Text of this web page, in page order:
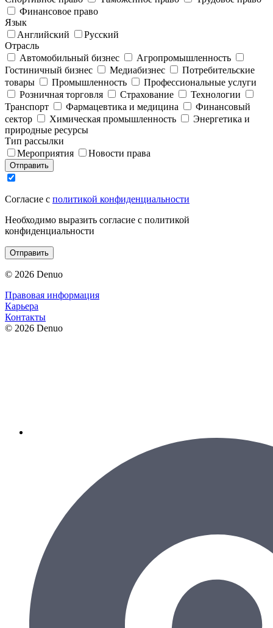
Финансовое право
Язык
Английский
Русский
Отрасль
Автомобильный бизнес
Агропромышленность
Гостиничный бизнес
Медиабизнес
Потребительские
товары
Промышленность
Профессиональные услуги
Розничная торговля
Страхование
Технологии
Транспорт
Фармацевтика и медицина
Финансовый
сектор
Химическая промышленность
Энергетика и
природные ресурсы
Тип рассылки
Мероприятия
Новости права
Отправить
Согласие с политикой конфиденциальности
Необходимо выразить согласие с политикой
конфиденциальности
Отправить
© 2026 Denuo
Правовая информация
Карьера
Контакты
© 2026 Denuo